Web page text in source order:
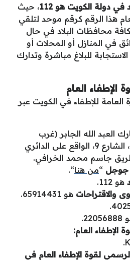
دولة الكويت هو 112
، حيث
هذا الرقم كرقم موحد لتلقي
كافة محافظات البلاد في حال
في المنازل أو المحلات أو
للبلاغ مباشرة وتدارك
العام
العامة للإطفاء في الكويت عبر
العبد الله الجابر (غرب
مشرف)، القطعة 7، الشارع 9، الواقع على الدائري
جاسم محمد الخرافي.
جوجل “من هنا“.
هو 112.
والاقتراحات هو 65914431.
الإطفاء العام:
.
لقوة الإطفاء العام في